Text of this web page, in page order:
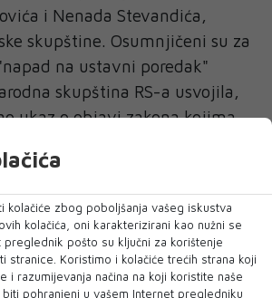
i Nenada Stevandića,
skupštine. Osumnjičeni su za
na ustavni poredak"
skupština RS-a usvojila,
ukaz o objavi zakona kojima
u tom bh. entitetu.
kolačiće zbog poboljšanja vašeg iskustva
kolačića, oni karakterizirani kao nužni se
preglednik pošto su ključni za korištenje
stranice. Koristimo i kolačiće trećih strana koji
i razumijevanja načina na koji koristite naše
pohranjeni u vašem Internet pregledniku